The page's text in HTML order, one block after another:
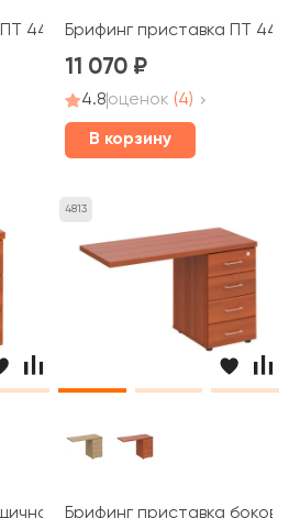
447 Patriot
Брифинг приставка ПТ 445
11 070
4.8оценок (4)
В корзину
с центральным замком ПТ
4813
Брифинг приставка